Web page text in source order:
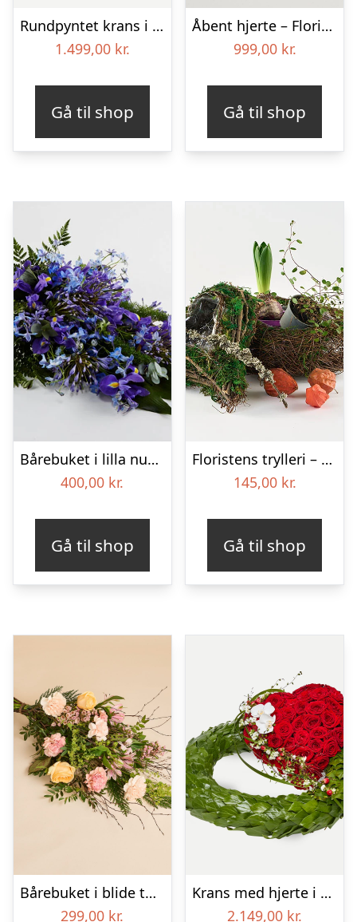
Rundpyntet krans i klassisk stil – pink
1.499,00 kr.
Gå til shop
Åbent hjerte – Floristens kreative valg
999,00 kr.
Gå til shop
Bårebuket i lilla nuancer – Blomster til begravelse
400,00 kr.
Gå til shop
Floristens trylleri – gravpynt – Blomster til begravelse
145,00 kr.
Gå til shop
Bårebuket i blide toner
299,00 kr.
Krans med hjerte i klassisk stil – rød og hvid
2.149,00 kr.